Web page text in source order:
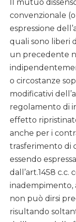
Il mutuo
convenzionale
espressione
quali sono liberi
un precedente
o circostanze
modificativi
regolamento di
effetto
anche per i
trasferimento di
essendo
dall’art.1458
inadempimento,
non può dirsi
risultando